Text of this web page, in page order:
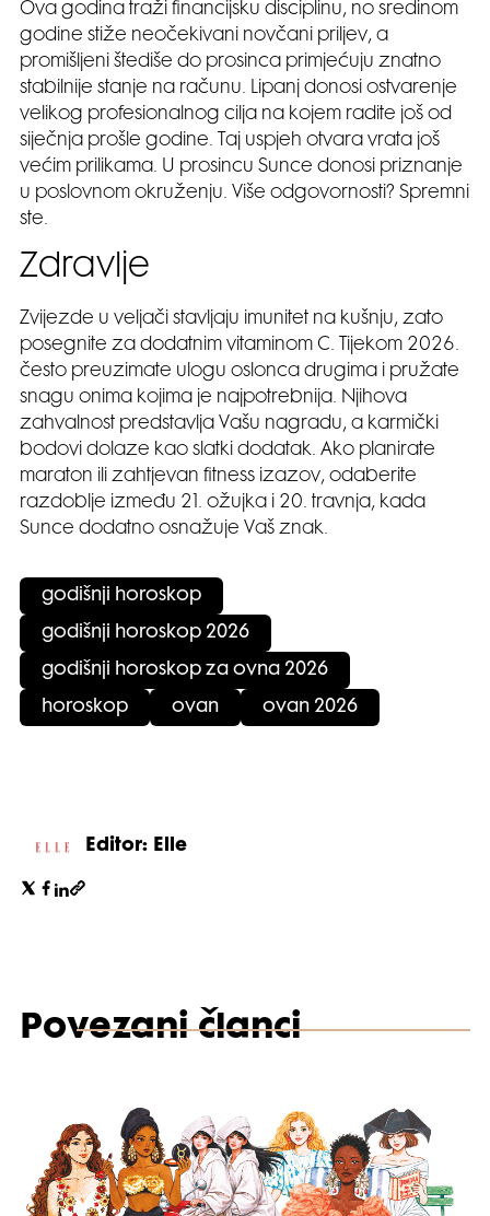
Ova godina traži financijsku disciplinu, no sredinom
godine stiže neočekivani novčani priljev, a
promišljeni štediše do prosinca primjećuju znatno
stabilnije stanje na računu. Lipanj donosi ostvarenje
velikog profesionalnog cilja na kojem radite još od
siječnja prošle godine. Taj uspjeh otvara vrata još
većim prilikama. U prosincu Sunce donosi priznanje
u poslovnom okruženju. Više odgovornosti? Spremni
ste.
Zdravlje
Zvijezde u veljači stavljaju imunitet na kušnju, zato
posegnite za dodatnim vitaminom C. Tijekom 2026.
često preuzimate ulogu oslonca drugima i pružate
snagu onima kojima je najpotrebnija. Njihova
zahvalnost predstavlja Vašu nagradu, a karmički
bodovi dolaze kao slatki dodatak. Ako planirate
maraton ili zahtjevan fitness izazov, odaberite
razdoblje između 21. ožujka i 20. travnja, kada
Sunce dodatno osnažuje Vaš znak.
godišnji horoskop
godišnji horoskop 2026
godišnji horoskop za ovna 2026
horoskop ovan ovan 2026
Editor: Elle
Povezani članci